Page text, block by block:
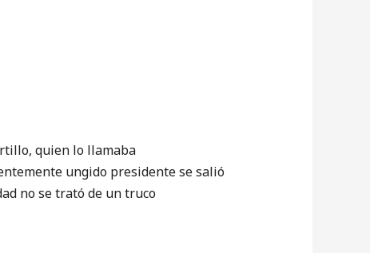
quien lo llamaba
ungido presidente se salió
no se trató de un truco